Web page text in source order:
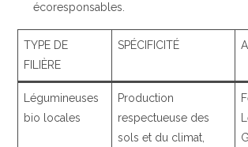
écoresponsables.
TYPE DE
FILIÈRE
SPÉCIFICITÉ
Légumineuses
bio locales
Production
respectueuse des
sols et du climat,